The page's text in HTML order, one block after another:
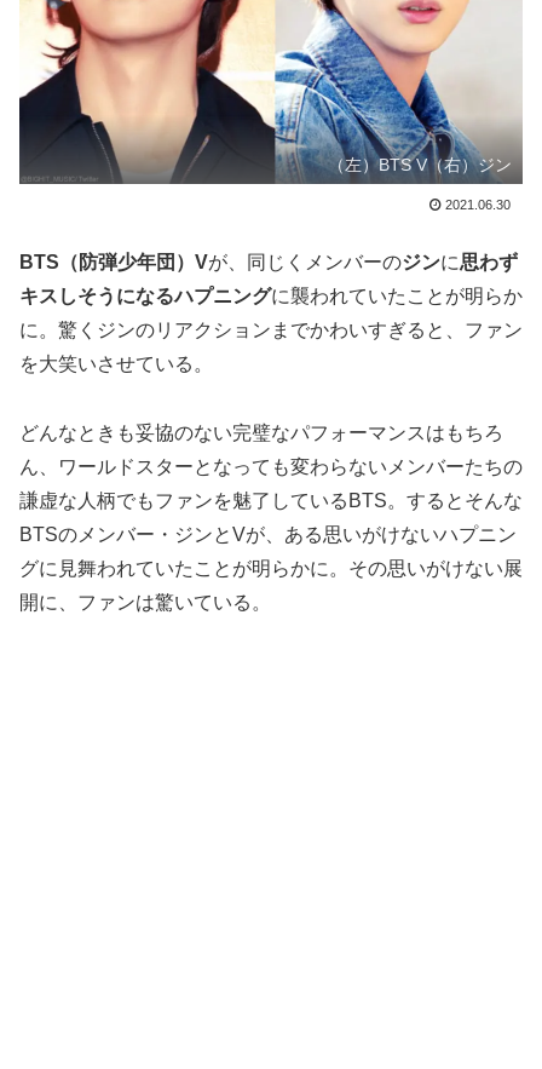
（左）BTS V（右）ジン
2021.06.30
BTS（防弾少年団）Vが、同じくメンバーのジンに思わず
キスしそうになるハプニングに襲われていたことが明らか
に。驚くジンのリアクションまでかわいすぎると、ファン
を大笑いさせている。
どんなときも妥協のない完璧なパフォーマンスはもちろ
ん、ワールドスターとなっても変わらないメンバーたちの
謙虚な人柄でもファンを魅了しているBTS。するとそんな
BTSのメンバー・ジンとVが、ある思いがけないハプニン
グに見舞われていたことが明らかに。その思いがけない展
開に、ファンは驚いている。